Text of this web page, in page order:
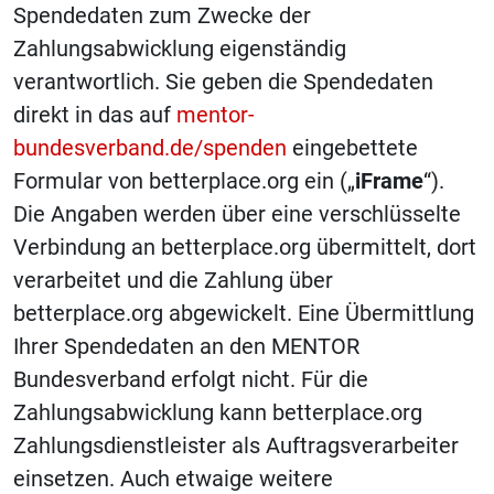
Spendedaten zum Zwecke der
Zahlungsabwicklung eigenständig
verantwortlich. Sie geben die Spendedaten
direkt in das auf mentor-
bundesverband.de/spenden eingebettete
Formular von betterplace.org ein („iFrame“).
Die Angaben werden über eine verschlüsselte
Verbindung an betterplace.org übermittelt, dort
verarbeitet und die Zahlung über
betterplace.org abgewickelt. Eine Übermittlung
Ihrer Spendedaten an den MENTOR
Bundesverband erfolgt nicht. Für die
Zahlungsabwicklung kann betterplace.org
Zahlungsdienstleister als Auftragsverarbeiter
einsetzen. Auch etwaige weitere